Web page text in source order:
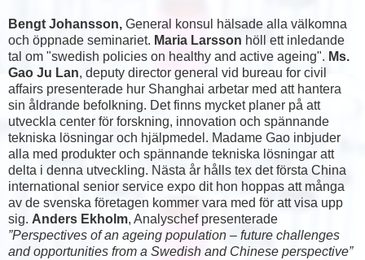
Bengt Johansson, General konsul hälsade alla välkomna
och öppnade seminariet. Maria Larsson höll ett inledande
tal om "swedish policies on healthy and active ageing". Ms.
Gao Ju Lan, deputy director general vid bureau for civil
affairs presenterade hur Shanghai arbetar med att hantera
sin åldrande befolkning. Det finns mycket planer på att
utveckla center för forskning, innovation och spännande
tekniska lösningar och hjälpmedel. Madame Gao inbjuder
alla med produkter och spännande tekniska lösningar att
delta i denna utveckling. Nästa år hålls tex det första China
international senior service expo dit hon hoppas att många
av de svenska företagen kommer vara med för att visa upp
sig. Anders Ekholm, Analyschef presenterade
”Perspectives of an ageing population – future challenges
and opportunities from a Swedish and Chinese perspective”